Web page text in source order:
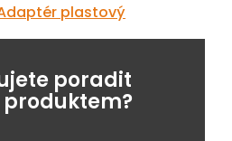
plastový
poradit